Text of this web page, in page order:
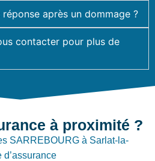
après un dommage ?
contacter pour plus de
à proximité ?
SARREBOURG à Sarlat-la-
d’assurance